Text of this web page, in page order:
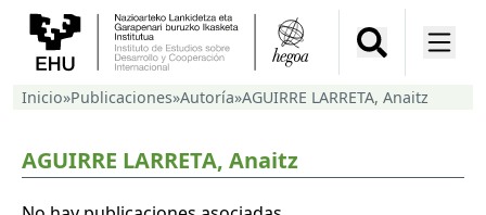
Inicio»Publicaciones»Autoría»AGUIRRE LARRETA, Anaitz
AGUIRRE LARRETA, Anaitz